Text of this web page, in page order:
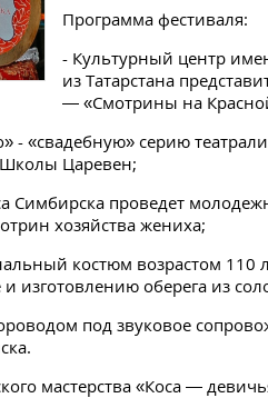
Программа фестиваля:
- Культурный центр
из Татарстана
— «Смотрины на
«свадебную» серию
Царевен;
Симбирска проведет
хозяйства жениха;
костюм возрастом 110
изготовлению оберега из
под звуковое
мастерства «Коса —